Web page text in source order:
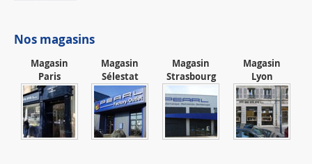
Nos magasins
Magasin
Paris
Magasin
Sélestat
Magasin
Strasbourg
Magasin
Lyon